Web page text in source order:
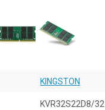
KINGSTON
KVR32S22D8/32